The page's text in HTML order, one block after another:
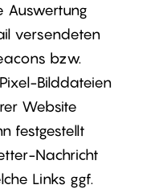
Auswertung
versendeten
bzw.
Bilddateien
Website
festgestellt
Nachricht
Links ggf.